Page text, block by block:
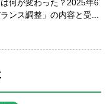
何が変わった？2025年6
ンス調整」の内容と受...